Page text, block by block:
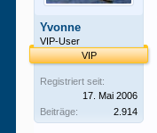
Yvonne
VIP-User
VIP
Registriert seit:
17. Mai 2006
Beiträge:
2.914